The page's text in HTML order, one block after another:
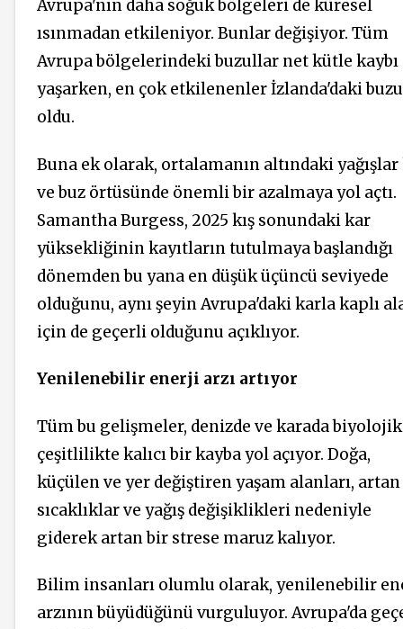
Avrupa'nın daha soğuk bölgeleri de küresel
ısınmadan etkileniyor. Bunlar değişiyor. Tüm
Avrupa bölgelerindeki buzullar net kütle kaybı
yaşarken, en çok etkilenenler İzlanda'daki
oldu.
Buna ek olarak, ortalamanın altındaki
ve buz örtüsünde önemli bir azalmaya yol açtı.
Samantha Burgess, 2025 kış sonundaki kar
yüksekliğinin kayıtların tutulmaya başlandığı
dönemden bu yana en düşük üçüncü seviyede
olduğunu, aynı şeyin Avrupa'daki karla kaplı
için de geçerli olduğunu açıklıyor.
Yenilenebilir enerji arzı artıyor
Tüm bu gelişmeler, denizde ve karada biyolojik
çeşitlilikte kalıcı bir kayba yol açıyor. Doğa,
küçülen ve yer değiştiren yaşam alanları, artan
sıcaklıklar ve yağış değişiklikleri nedeniyle
giderek artan bir strese maruz kalıyor.
Bilim insanları olumlu olarak, yenilenebilir
arzının büyüdüğünü vurguluyor. Avrupa'da